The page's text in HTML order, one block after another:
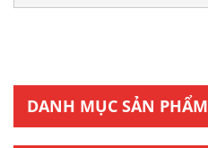
DANH MỤC SẢN PHẨM